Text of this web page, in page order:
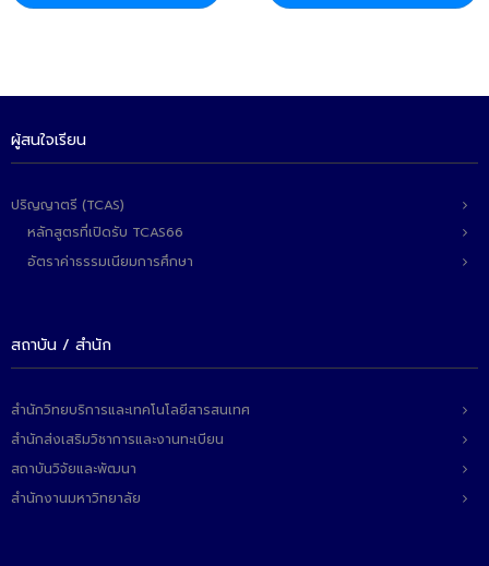
ผู้สนใจเรียน
ปริญญาตรี (TCAS)
หลักสูตรที่เปิดรับ TCAS66
อัตราค่าธรรมเนียมการศึกษา
สถาบัน / สำนัก
สำนักวิทยบริการและเทคโนโลยีสารสนเทศ
สำนักส่งเสริมวิชาการและงานทะเบียน
สถาบันวิจัยและพัฒนา
สำนักงานมหาวิทยาลัย